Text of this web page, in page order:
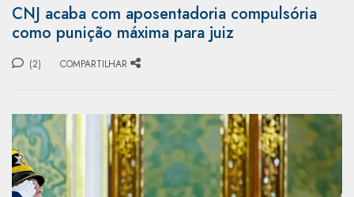
CNJ acaba com aposentadoria compulsória
como punição máxima para juiz
(2) COMPARTILHAR